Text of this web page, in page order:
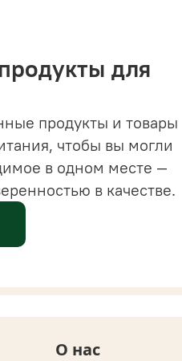
для
продукты и товары
чтобы вы могли
в одном месте —
в качестве.
и бакалеи до
решений для
и современного
О нас